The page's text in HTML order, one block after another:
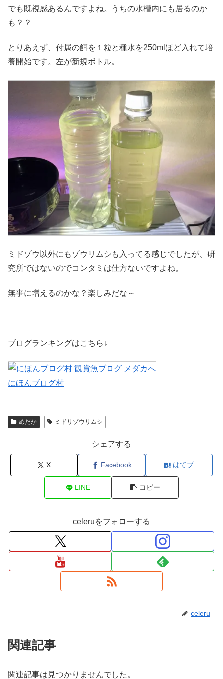
でも既視感あるんですよね。うちの水槽内にも居るのか
も？？
とりあえず、付属の餌を１粒と種水を250mlほど入れて培
養開始です。左が新規ボトル。
ミドゾウ以外にもゾウリムシも入ってる感じでしたが、研
究所ではないのでコンタミは仕方ないですよね。
無事に増えるのかな？楽しみだな～
ブログランキングはこちら↓
にほんブログ村
めだか ミドリゾウリムシ
シェアする
X Facebook はてブ
LINE コピー
celeruをフォローする
celeru
関連記事
関連記事は見つかりませんでした。